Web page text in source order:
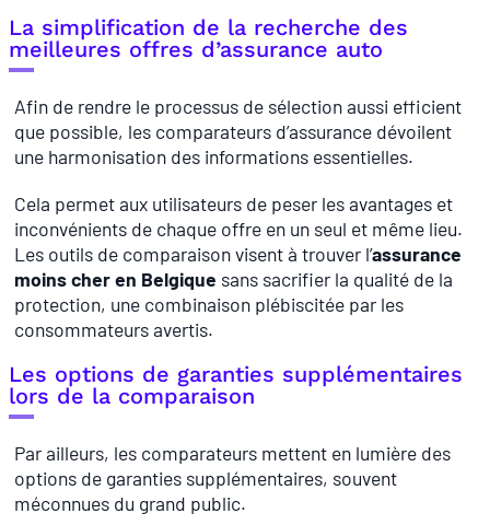
La simplification de la recherche des
meilleures offres d’assurance auto
Afin de rendre le processus de sélection aussi efficient
que possible, les comparateurs d’assurance dévoilent
une harmonisation des informations essentielles.
Cela permet aux utilisateurs de peser les avantages et
inconvénients de chaque offre en un seul et même lieu.
Les outils de comparaison visent à trouver l’assurance
moins cher en Belgique sans sacrifier la qualité de la
protection, une combinaison plébiscitée par les
consommateurs avertis.
Les options de garanties supplémentaires
lors de la comparaison
Par ailleurs, les comparateurs mettent en lumière des
options de garanties supplémentaires, souvent
méconnues du grand public.